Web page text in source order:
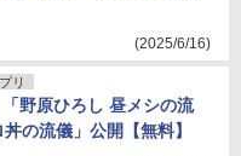
(2025/6/16)
リ
野原ひろし 昼メシの流
の流儀」公開【無料】